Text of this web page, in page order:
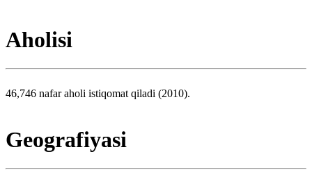
Aholisi
46,746 nafar aholi istiqomat qiladi (2010).
Geografiyasi